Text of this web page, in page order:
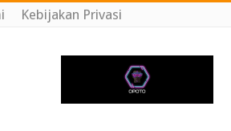
Kebijakan Privasi